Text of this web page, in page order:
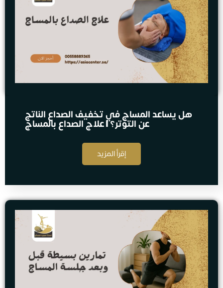
هل يساعد المساج في تخفيف الصداع الناتج
عن التوتر؟ | علاج الصداع بالمساج
إقرأ المزيد